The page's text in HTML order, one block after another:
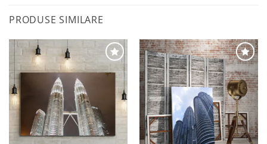
PRODUSE SIMILARE
Adaugă
favorite
Adaugă
la
favorite